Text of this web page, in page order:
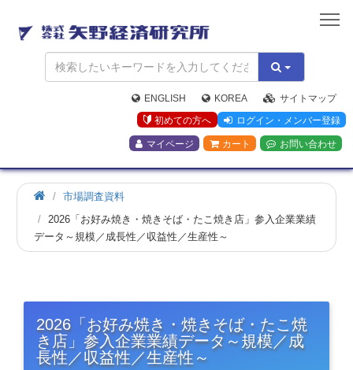
矢
野
経
済
研
究
所
ENGLISH KOREA
サイトマップ
初めての方へ
ログイン・メンバー登録
マイページ カート お問い合わせ
市場調査資料
2026「お好み焼き・焼きそば・たこ焼き店」参入企業業績
データ～規模／成長性／収益性／生産性～
2026「お好み焼き・焼きそば・たこ焼
き店」参入企業業績データ～規模／成
長性／収益性／生産性～